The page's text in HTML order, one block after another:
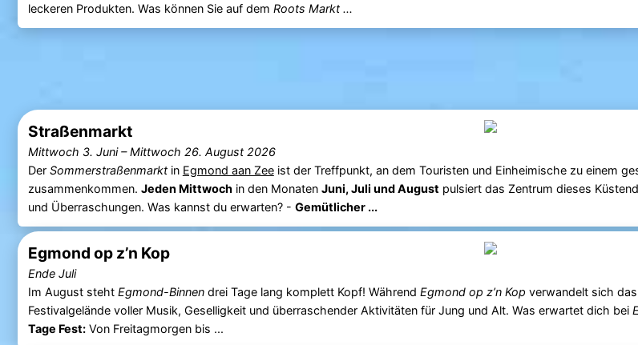
leckeren Produkten. Was können Sie auf dem Roots Markt ...
Straßenmarkt
Mittwoch 3. Juni–Mittwoch 26. August 2026
Der Sommerstraßenmarktin Egmond aan Zeeist der Treffpunkt, an dem Touristen und Einheimische zu einem
zusammenkommen. Jeden Mittwochin den Monaten Juni, Juli und August pulsiert das Zentrum dieses
und Überraschungen. Was kannst du erwarten? - Gemütlicher ...
Egmond op z’n Kop
Ende Juli
Im August steht Egmond-Binnendrei Tage lang komplett Kopf! Während Egmond op z’n Kop verwandelt sich
Festivalgelände voller Musik, Geselligkeit und überraschender Aktivitäten für Jung und Alt. Was erwartet dich bei
Tage Fest:Von Freitagmorgen bis ...